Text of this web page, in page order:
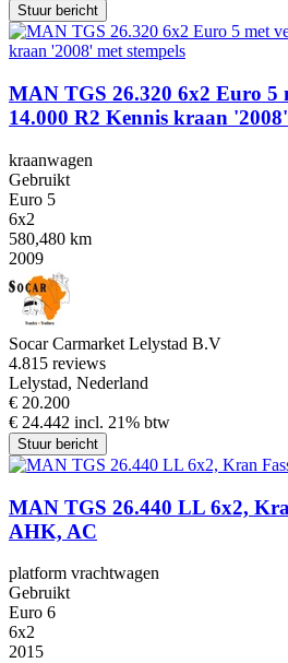
Stuur bericht
MAN TGS 26.320 6x2 Euro 5
14.000 R2 Kennis kraan
kraanwagen
Gebruikt
Euro 5
6x2
580,480 km
2009
Socar Carmarket Lelystad B.V
4.815 reviews
Lelystad, Nederland
€ 20.200
€ 24.442 incl. 21% btw
Stuur bericht
MAN TGS 26.440 LL 6x2,
AHK, AC
platform vrachtwagen
Gebruikt
Euro 6
6x2
2015